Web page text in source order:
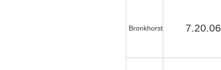
Bronkhorst